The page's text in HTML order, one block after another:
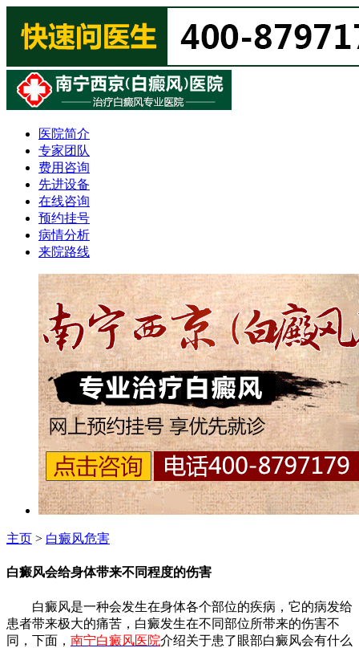
医院简介
专家团队
费用咨询
先进设备
在线咨询
预约挂号
病情分析
来院路线
主页 > 白癜风危害
白癜风会给身体带来不同程度的伤害
白癜风是一种会发生在身体各个部位的疾病，它的病发给
患者带来极大的痛苦，白癜发生在不同部位所带来的伤害不
同，下面， 南宁白癜风医院介绍关于患了眼部白癜风会有什么